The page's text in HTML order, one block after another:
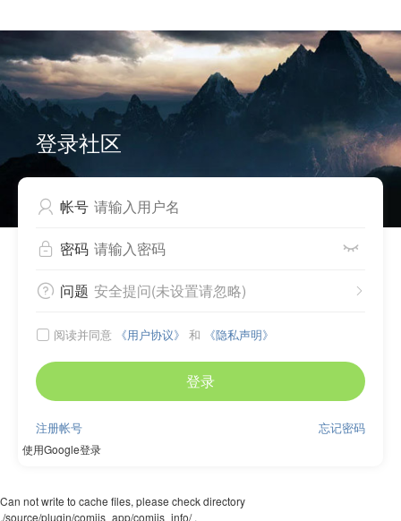
Can not write to cache files, please check directory
./source/plugin/comiis_app/comiis_info/ .
登录社区
 帐号
 密码 
 问题 
安全提问(未设置请忽略)
 阅读并同意 《用户协议》 和 《隐私声明》
登录
忘记密码
注册帐号
使用Google登录
Can not write to cache files, please check directory
./source/plugin/comiis_app/comiis_info/ .